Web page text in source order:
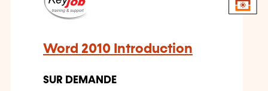
Word 2010 Introduction
SUR DEMANDE